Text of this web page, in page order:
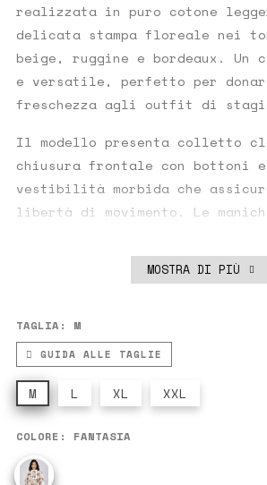
realizzata in puro cotone
delicata stampa floreale nei
beige, ruggine e bordeaux. Un
e versatile, perfetto per
freschezza agli outfit di
Il modello presenta colletto
chiusura frontale con bottoni e
vestibilità morbida che
libertà di movimento. Le
pizzo sangallo che aggiungono
ricercato e romantico al
Ideale da abbinare a
o gonne leggere, questa
per creare look casual chic dal
tempo.
La modella è alta ,177 m ed
MOSTRA DI PIÙ
TAGLIA: M
GUIDA ALLE TAGLIE
M L XL XXL
COLORE: FANTASIA